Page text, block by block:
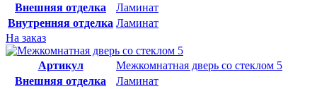
Внешняя отделка
Ламинат
Внутренняя отделка Ламинат
На заказ
Артикул
Межкомнатная дверь со стеклом 5
Внешняя отделка
Ламинат